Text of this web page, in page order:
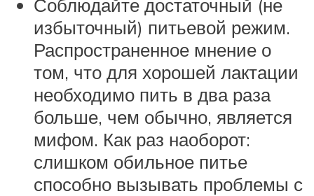
Соблюдайте достаточный (не
избыточный) питьевой режим.
Распространенное мнение о
том, что для хорошей лактации
необходимо пить в два раза
больше, чем обычно, является
мифом. Как раз наоборот:
слишком обильное питье
способно вызывать проблемы с